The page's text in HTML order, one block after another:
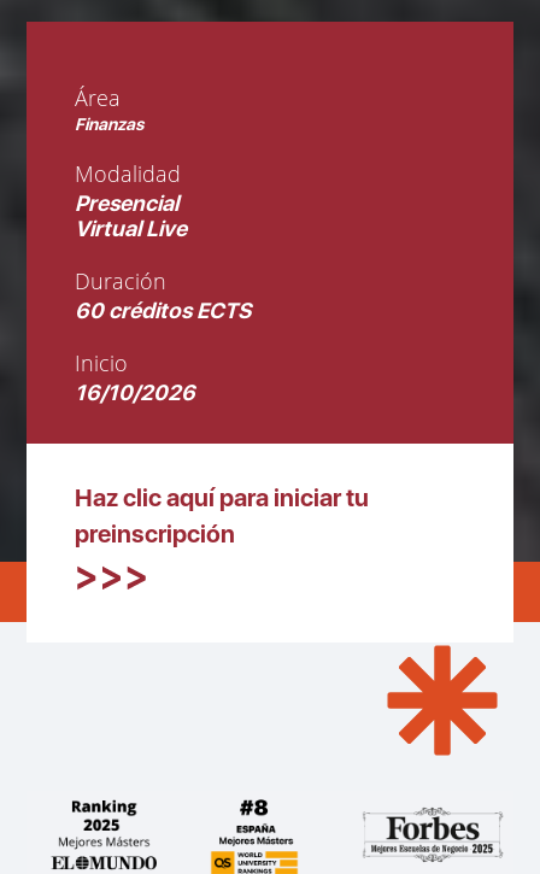
Área
Finanzas
Modalidad
Presencial
Virtual Live
Duración
60 créditos ECTS
Inicio
16/10/2026
Haz clic aquí para iniciar tu
preinscripción